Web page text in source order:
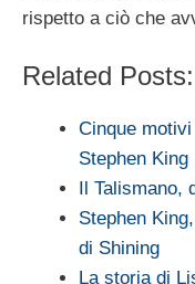
rispetto a ciò che
Related Posts:
Cinque
Stephen King
Il Talismano,
Stephen
di Shining
La storia di